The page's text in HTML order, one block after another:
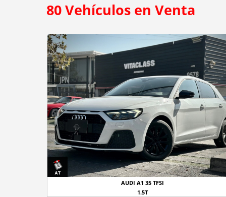
80Vehículos en Venta
AUDI A1 35 TFSI
1.5T